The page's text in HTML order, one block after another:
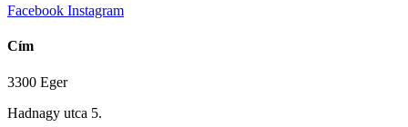
Facebook Instagram
Cím
3300 Eger
Hadnagy utca 5.